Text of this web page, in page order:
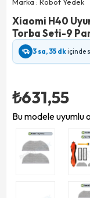
Xiaomi H40
Torba Seti-9
3 sa, 35 dkiçinde
₺631,55
Bu modele uyumlu